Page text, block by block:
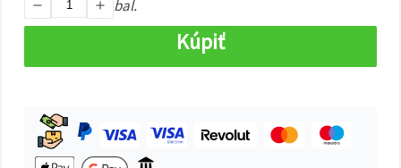
na tlačidlo
všetko
Nastavenia
bal.
Kúpiť